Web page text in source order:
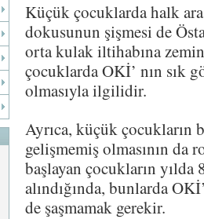
Küçük çocuklarda halk
dokusunun şişmesi de
orta kulak iltihabına
çocuklarda OKİ’ nın sık
olmasıyla ilgilidir.
Ayrıca, küçük çocukların
gelişmemiş olmasının da
başlayan çocukların
alındığında, bunlarda
de şaşmamak gerekir.